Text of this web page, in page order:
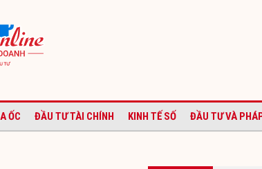
ỐC ĐẦU TƯ TÀI CHÍNH KINH TẾ SỐ ĐẦU TƯ VÀ